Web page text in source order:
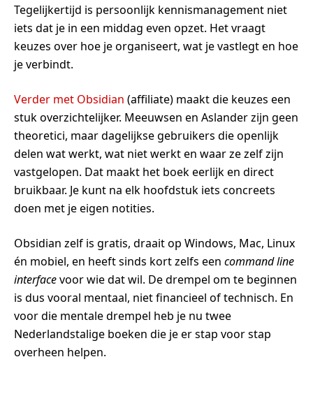
Tegelijkertijd is persoonlijk kennismanagement niet
iets dat je in een middag even opzet. Het vraagt
keuzes over hoe je organiseert, wat je vastlegt en hoe
je verbindt.
Verder met Obsidian (affiliate) maakt die keuzes een
stuk overzichtelijker. Meeuwsen en Aslander zijn geen
theoretici, maar dagelijkse gebruikers die openlijk
delen wat werkt, wat niet werkt en waar ze zelf zijn
vastgelopen. Dat maakt het boek eerlijk en direct
bruikbaar. Je kunt na elk hoofdstuk iets concreets
doen met je eigen notities.
Obsidian zelf is gratis, draait op Windows, Mac, Linux
én mobiel, en heeft sinds kort zelfs een command line
interfacevoor wie dat wil. De drempel om te beginnen
is dus vooral mentaal, niet financieel of technisch. En
voor die mentale drempel heb je nu twee
Nederlandstalige boeken die je er stap voor stap
overheen helpen.